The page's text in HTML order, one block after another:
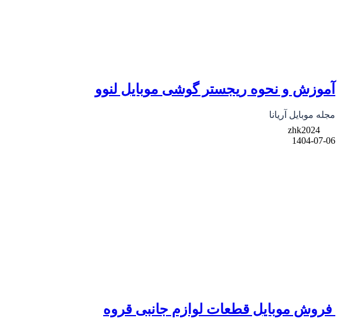
آموزش و نحوه ریجستر گوشی موبایل لنوو
مجله موبایل آریانا
1404-07-06
فروش موبایل قطعات لوازم جانبی قروه